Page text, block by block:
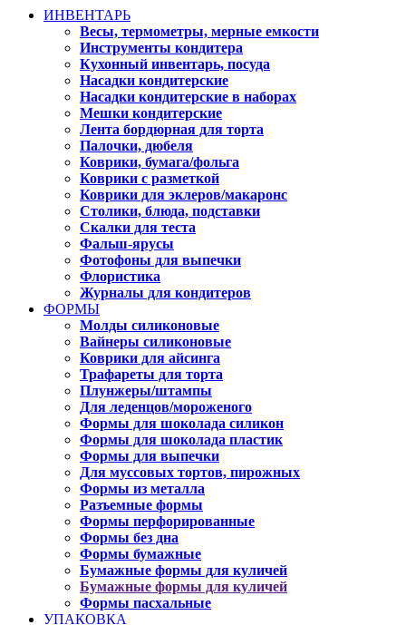
ИНВЕНТАРЬ
Весы, термометры, мерные емкости
Инструменты кондитера
Кухонный инвентарь, посуда
Насадки кондитерские
Насадки кондитерские в наборах
Мешки кондитерские
Лента бордюрная для торта
Палочки, дюбеля
Коврики, бумага/фольга
Коврики с разметкой
Коврики для эклеров/макаронс
Столики, блюда, подставки
Скалки для теста
Фальш-ярусы
Фотофоны для выпечки
Флористика
Журналы для кондитеров
ФОРМЫ
Молды силиконовые
Вайнеры силиконовые
Коврики для айсинга
Трафареты для торта
Плунжеры/штампы
Для леденцов/мороженого
Формы для шоколада силикон
Формы для шоколада пластик
Формы для выпечки
Для муссовых тортов, пирожных
Формы из металла
Разъемные формы
Формы перфорированные
Формы без дна
Формы бумажные
Бумажные формы для куличей
Бумажные формы для куличей
Формы пасхальные
УПАКОВКА